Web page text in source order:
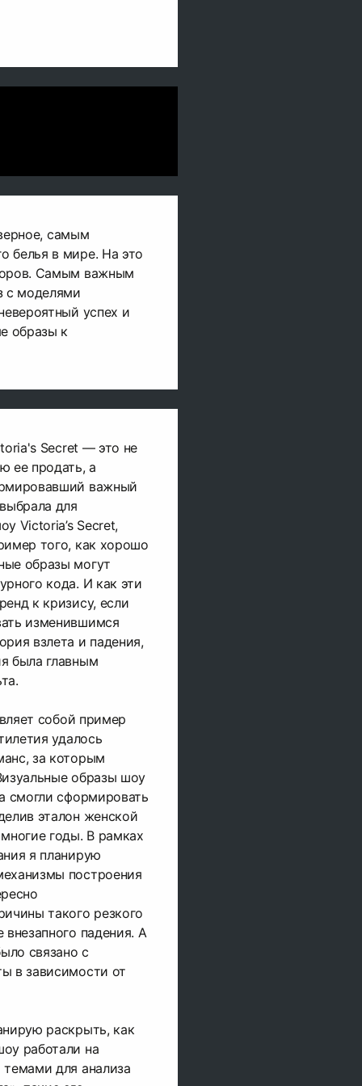
самым
белья в мире. На это
Самым важным
с моделями
успех и
образы к
Secret — это не
ее продать, а
важный
для
Victoria’s Secret,
того, как хорошо
образы могут
кода. И как эти
к кризису, если
изменившимся
взлета и падения,
была главным
собой пример
удалось
за которым
образы шоу
смогли сформировать
эталон женской
годы. В рамках
я планирую
построения
такого резкого
падения. А
связано с
в зависимости от
раскрыть, как
работали на
для анализа